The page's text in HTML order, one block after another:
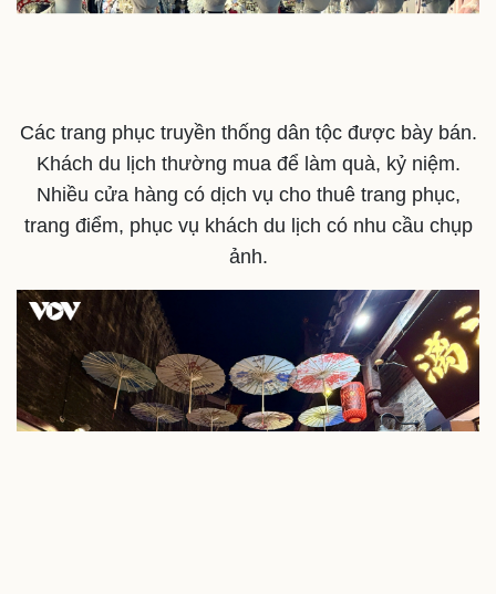
Các trang phục truyền thống dân tộc được bày bán.
Khách du lịch thường mua để làm quà, kỷ niệm.
Nhiều cửa hàng có dịch vụ cho thuê trang phục,
trang điểm, phục vụ khách du lịch có nhu cầu chụp
ảnh.